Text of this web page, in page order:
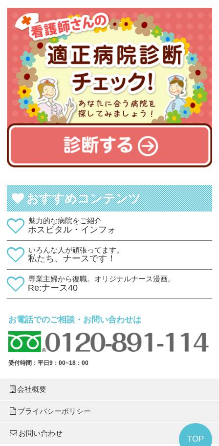
おすすめコンテンツ
魅力的な病院をご紹介
ホスピタル・インフォ
いろんな人が頑張ってます。
私たち、ナースです！
専業主婦から復職。オリジナルナース漫画。
Re:ナース40
TOP
お電話でのご相談・お問い合わせは
受付時間：平日9：00~18：00
会社概要
プライバシーポリシー
お問い合わせ